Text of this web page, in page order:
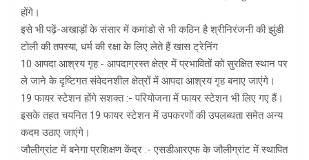
होंगे।
इसे भी पढ़ें-अखाड़ों के संसार में कमांडो से भी कठिन है श्रीनिरंजनी की झुंडी
टोली की तपस्या, धर्म की रक्षा के लिए लेते हैं खास ट्रेनिंग
10 आपदा आश्रय गृह:- आपदाग्रस्त क्षेत्र में प्रभावितों को सुरक्षित स्थान पर
ले जाने के दृष्टिगत संवेदनशील क्षेत्रों में आपदा आश्रय गृह बनाए जाएंगे।
19 फायर स्टेशन होंगे सशक्त :- परियोजना में फायर स्टेशन भी लिए गए हैं।
इसके तहत चयनित 19 फायर स्टेशन में उपकरणों की उपलब्धता समेत अन्य
कदम उठाए जाएंगे।
जौलीग्रांट में बनेगा प्रशिक्षण केंद्र :- एसडीआरएफ के जौलीग्रांट में स्थापित